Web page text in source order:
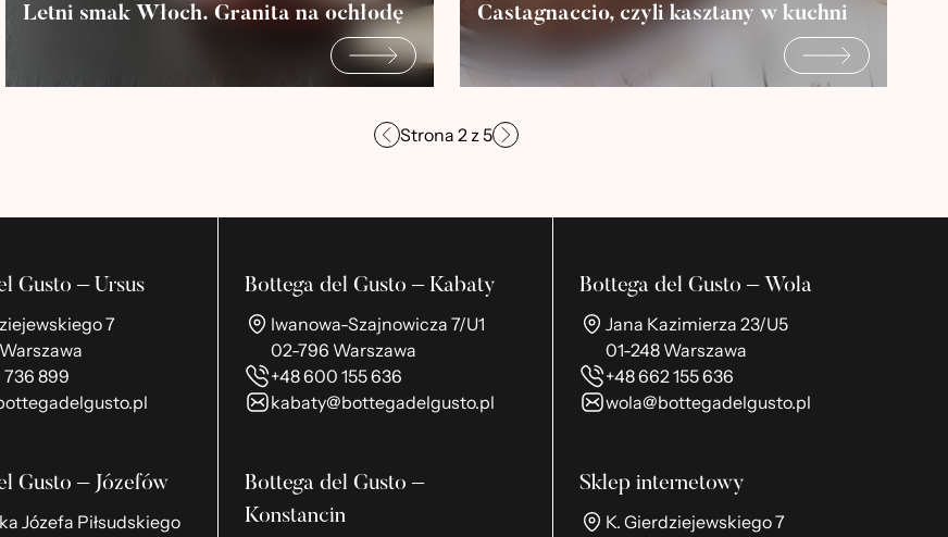
Letni smak Włoch. Granita na ochłodę Castagnaccio, czyli kasztany w kuchni
Strona2z5
Gusto – Ursus
7
736 899
Bottega del Gusto – Kabaty
Iwanowa-Szajnowicza 7/U1
02-796 Warszawa
+48 600 155 636
kabaty@bottegadelgusto.pl
Bottega del Gusto – Wola
Jana Kazimierza 23/U5
01-248 Warszawa
+48 662 155 636
wola@bottegadelgusto.pl
Gusto – Józefów
Józefa Piłsudskiego
Bottega del Gusto –
Konstancin
Sklep internetowy
K. Gierdziejewskiego 7